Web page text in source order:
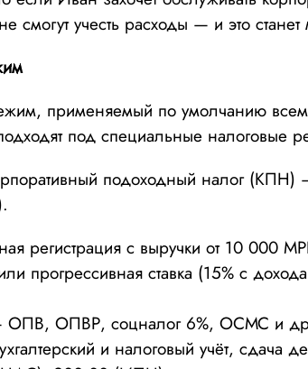
смогут учесть расходы — и это
применяемый по умолчанию
под специальные налоговые
подоходный налог
регистрация с выручки от 10 000
прогрессивная ставка (15% с
ОПВ, ОПВР, соцналог 6%, ОСМС и
и налоговый учёт, сдача